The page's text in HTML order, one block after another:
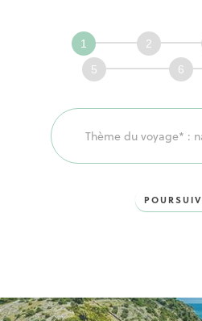
Définissons
ensemble
votre